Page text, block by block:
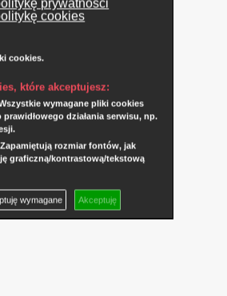
prywatności
cookies
cookies.
które akceptujesz:
wymagane pliki cookies
działania serwisu, np.
Zapamiętują rozmiar fontów, jak
graficzną/kontrastową/tekstową
wymagane Akceptuję